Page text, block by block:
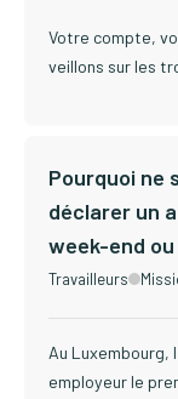
Votre compte,
veillons sur les
Pourquoi ne
déclarer un
week-end
Travailleurs
Au Luxembourg,
employeur le